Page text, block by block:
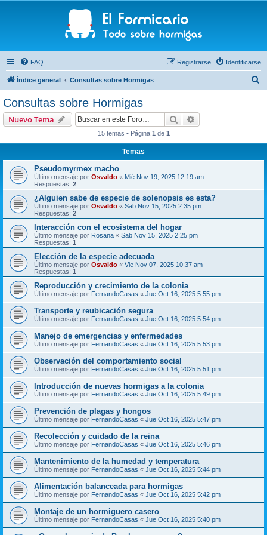
FAQ Identificarse
Registrarse
Índice general Consultas sobre Hormigas
Consultas sobre Hormigas
Nuevo Tema Buscar
15 temas • Página 1 de 1
Temas
Pseudomyrmex macho
Último mensaje por Osvaldo « Mié Nov 19, 2025 12:19 am
Respuestas: 2
¿Alguien sabe de especie de solenopsis es esta?
Último mensaje por Osvaldo « Sab Nov 15, 2025 2:35 pm
Respuestas: 2
Interacción con el ecosistema del hogar
Último mensaje por Rosana « Sab Nov 15, 2025 2:25 pm
Respuestas: 1
Elección de la especie adecuada
Último mensaje por Osvaldo « Vie Nov 07, 2025 10:37 am
Respuestas: 1
Reproducción y crecimiento de la colonia
Último mensaje por FernandoCasas « Jue Oct 16, 2025 5:55 pm
Transporte y reubicación segura
Último mensaje por FernandoCasas « Jue Oct 16, 2025 5:54 pm
Manejo de emergencias y enfermedades
Último mensaje por FernandoCasas « Jue Oct 16, 2025 5:53 pm
Observación del comportamiento social
Último mensaje por FernandoCasas « Jue Oct 16, 2025 5:51 pm
Introducción de nuevas hormigas a la colonia
Último mensaje por FernandoCasas « Jue Oct 16, 2025 5:49 pm
Prevención de plagas y hongos
Último mensaje por FernandoCasas « Jue Oct 16, 2025 5:47 pm
Recolección y cuidado de la reina
Último mensaje por FernandoCasas « Jue Oct 16, 2025 5:46 pm
Mantenimiento de la humedad y temperatura
Último mensaje por FernandoCasas « Jue Oct 16, 2025 5:44 pm
Alimentación balanceada para hormigas
Último mensaje por FernandoCasas « Jue Oct 16, 2025 5:42 pm
Montaje de un hormiguero casero
Último mensaje por FernandoCasas « Jue Oct 16, 2025 5:40 pm